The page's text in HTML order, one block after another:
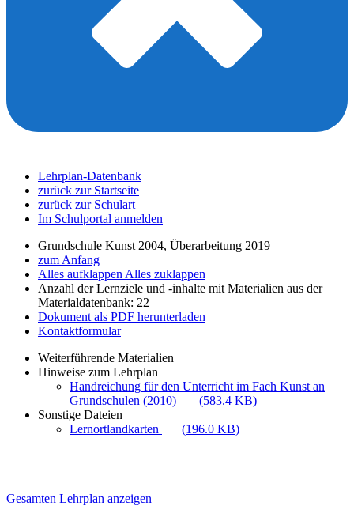
Lehrplan-Datenbank
zurück zur Startseite
zurück zur Schulart
Im Schulportal anmelden
Grundschule Kunst 2004, Überarbeitung 2019
zum Anfang
Alles aufklappen Alles zuklappen
Anzahl der Lernziele und -inhalte mit Materialien aus der
Materialdatenbank: 22
Dokument als PDF herunterladen
Kontaktformular
Weiterführende Materialien
Hinweise zum Lehrplan
Handreichung für den Unterricht im Fach Kunst an
Grundschulen (2010)
(583.4 KB)
Sonstige Dateien
Lernortlandkarten
(196.0 KB)
Gesamten Lehrplan anzeigen